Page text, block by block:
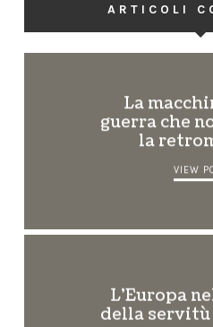
ARTICOLI
La
guerra che
la
VIEW
L’Europa
della